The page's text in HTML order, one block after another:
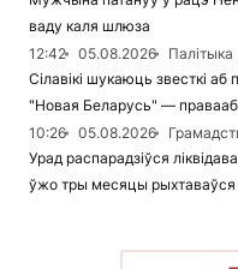
ваду каля шлюза
12:42
05.08.2026
Палітыка
Сілавікі шукаюць звесткі
"Новая Беларусь" —
10:26
05.08.2026
Урад распарадзіўся
ўжо тры месяцы рыхтаваўся